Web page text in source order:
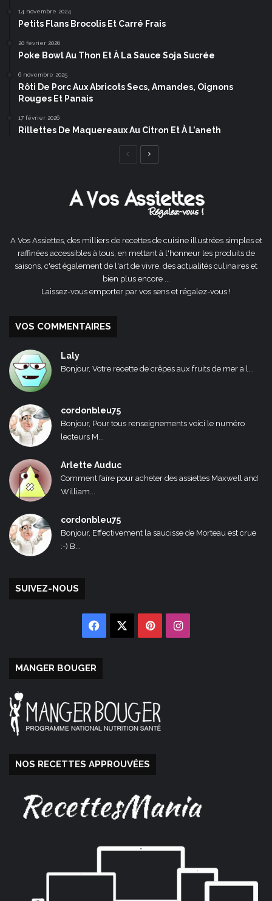
14 novembre 2024
Petits Flans Brocolis Et Carré Frais
20 février 2026
Poke Bowl Au Thon Et À La Sauce Soja Sucrée
6 novembre 2025
Rôti De Porc Aux Abricots Secs, Amandes, Oignons
Rouges Et Panais
17 février 2026
Rillettes De Maquereaux Au Citron Et À L’aneth
Page
A Vos Assiettes, des milliers de recettes de cuisine illustrées simples et
raffinées accessibles à tous, en mettant à l'honneur les produits de
saisons, c'est également de l'art de vivre, des actualités culinaires et
bien plus encore ...
Laissez-vous emporter par vos sens et régalez-vous !
VOS COMMENTAIRES
Laly
Bonjour, Votre recette de crêpes aux fruits de mer a l...
cordonbleu75
Bonjour, Pour tous renseignements voici le numéro
lecteurs M...
Arlette Auduc
Comment faire pour acheter des assiettes Maxwell and
William...
cordonbleu75
Bonjour, Effectivement la saucisse de Morteau est crue
:-) B...
SUIVEZ-NOUS
Facebook PinterestInstagram
MANGER BOUGER
NOS RECETTES APPROUVÉES